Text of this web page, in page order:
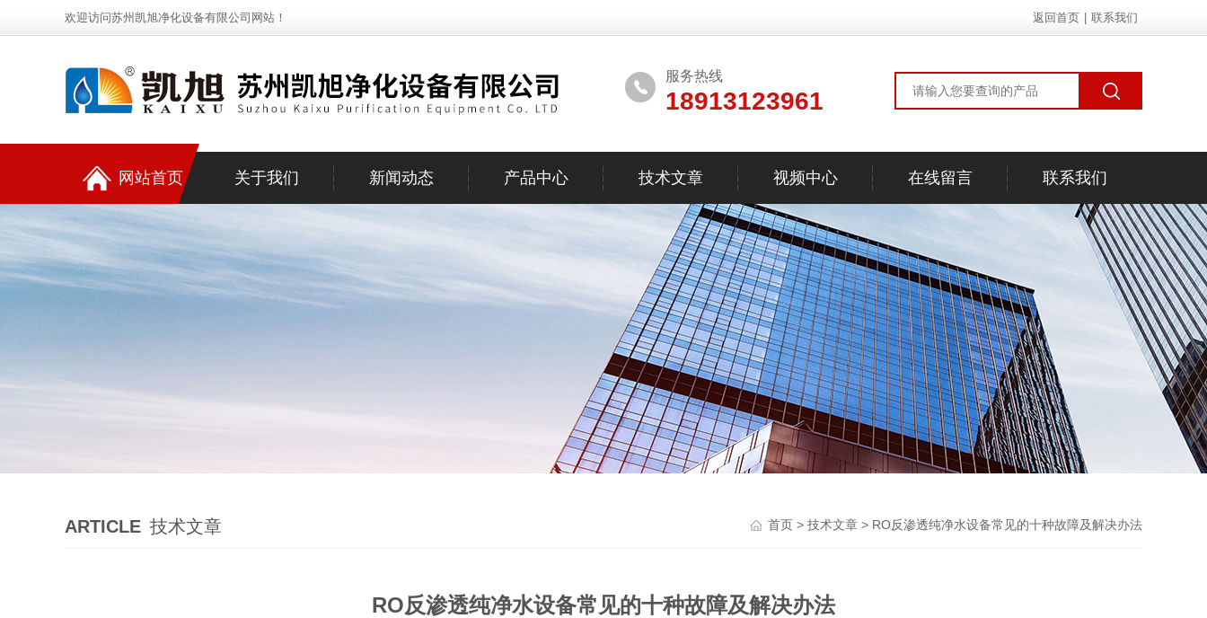
欢迎访问苏州凯旭净化设备有限公司网站！ 返回首页 联系我们
服务热线
18913123961
网站首页 关于我们 新闻动态 产品中心 技术文章 视频中心 在线留言 联系我们
ARTICLE 技术文章 首页 > 技术文章 > RO反渗透纯净水设备常见的十种故障及解决办法
RO反渗透纯净水设备常见的十种故障及解决办法